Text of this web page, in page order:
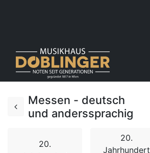
Messen - deutsch
und anderssprachig
20.
20.
Jahrhundert